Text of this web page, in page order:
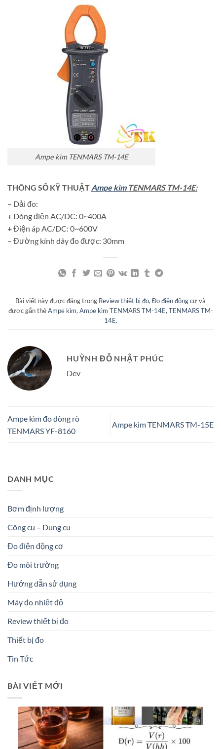
Ampe kìm TENMARS TM-14E
THÔNG SỐ KỸ THUẬT Ampe kìmTENMARS TM-14E:
– Dải đo:
+ Dòng điện AC/DC: 0~400A
+ Điện áp AC/DC: 0~600V
– Đường kính dây đo được: 30mm
Bài viết này được đăng trong Review thiết bị đo, Đo điện động cơvà
được gắn thẻAmpe kìm, Ampe kìm TENMARS TM-14E, TENMARS TM-
14E.
HUỲNH ĐỖ NHẬT PHÚC
Dev
Ampe kìm đo dòng rò
TENMARS YF-8160
Ampe kìm TENMARS TM-15E
DANH MỤC
Bơm định lượng
Công cụ – Dụng cụ
Đo điện động cơ
Đo môi trường
Hướng dẫn sử dụng
Máy đo nhiệt độ
Review thiết bị đo
Thiết bị đo
Tin Tức
BÀI VIẾT MỚI